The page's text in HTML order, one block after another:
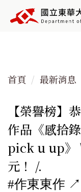
到
容
首頁 最新消息
【榮譽榜】
作品《感拾
pick u up》
元！ /.
#作東東作